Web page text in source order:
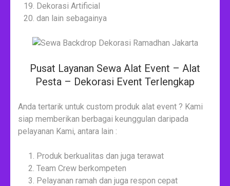
Dekorasi Artificial
dan lain sebagainya
Pusat Layanan Sewa Alat Event – Alat
Pesta – Dekorasi Event Terlengkap
Anda tertarik untuk custom produk alat event ? Kami
siap memberikan berbagai keunggulan daripada
pelayanan Kami, antara lain :
Produk berkualitas dan juga terawat
Team Crew berkompeten
Pelayanan ramah dan juga respon cepat